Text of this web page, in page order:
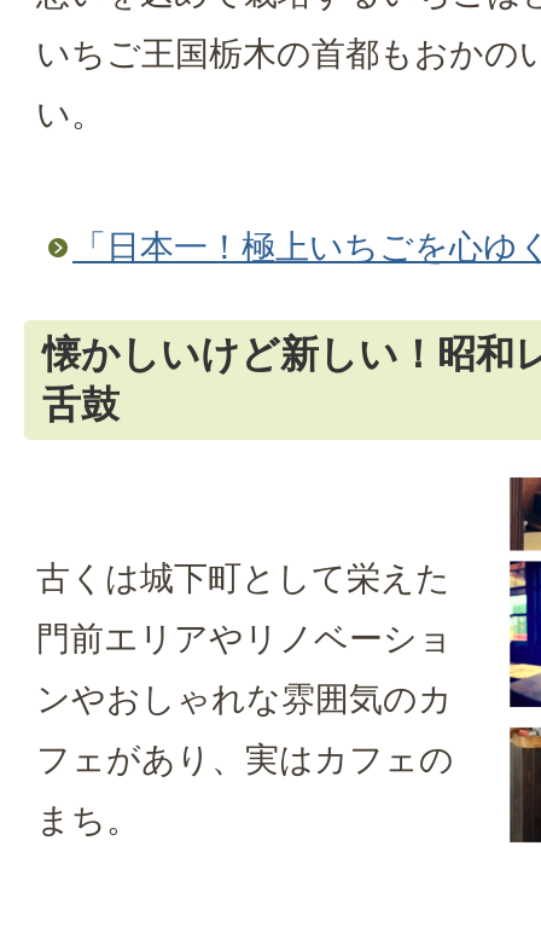
いちご王国栃木の首都もおかの
い。
「日本一！極上いちごを心
懐かしいけど新しい！昭和
舌鼓
古くは城下町として栄えた
門前エリアやリノベーショ
ンやおしゃれな雰囲気のカ
フェがあり、実はカフェの
まち。